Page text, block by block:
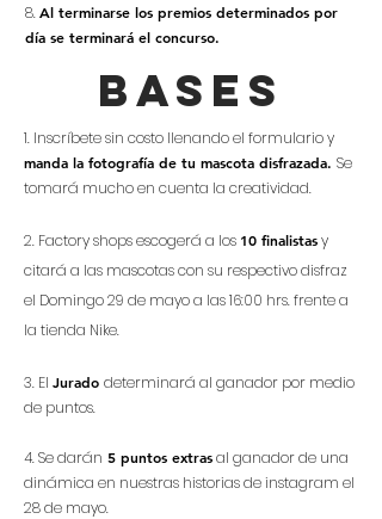
8.Al terminarse los premios determinados por
día se terminará el concurso.
bases
1. Inscríbete sin costo llenando el formulario y
manda la fotografía de tu mascota disfrazada. Se
tomará mucho en cuenta la creatividad.
2. Factory shops escogerá a los 10 finalistasy
citará a las mascotas con su respectivo disfraz
el Domingo 29 de mayo a las 16:00 hrs. frente a
la tienda Nike.
3. El Jurado determinará al ganador por medio
de puntos.
4. Se darán 5 puntos extrasal ganador de una
dinámica en nuestras historias de instagram el
28 de mayo.